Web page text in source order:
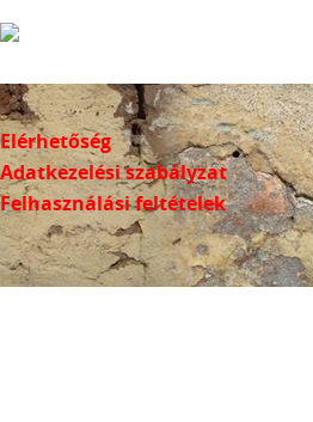
Elérhetőség
Adatkezelési szabályzat
Felhasználási feltételek